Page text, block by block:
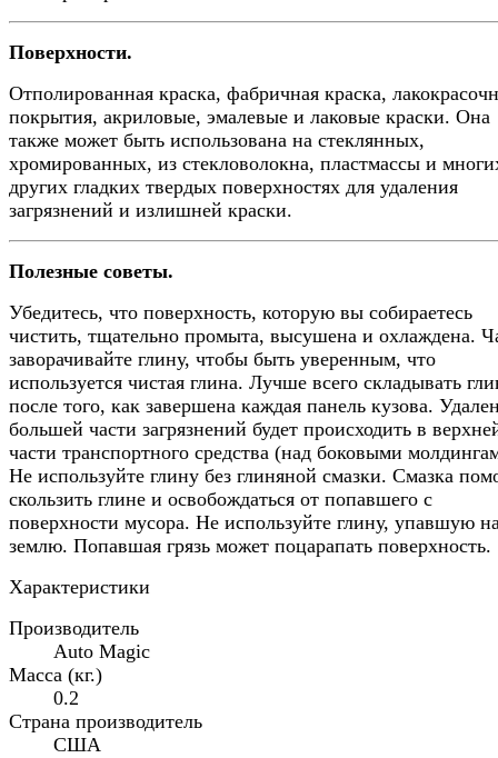
Поверхности.
Отполированная краска, фабричная краска,
покрытия, акриловые, эмалевые и лаковые краски. Она
также может быть использована на стеклянных,
хромированных, из стекловолокна, пластмассы и
других гладких твердых поверхностях для удаления
загрязнений и излишней краски.
Полезные советы.
Убедитесь, что поверхность, которую вы собираетесь
чистить, тщательно промыта, высушена и охлаждена.
заворачивайте глину, чтобы быть уверенным, что
используется чистая глина. Лучше всего складывать
после того, как завершена каждая панель кузова.
большей части загрязнений будет происходить в
части транспортного средства (над боковыми
Не используйте глину без глиняной смазки. Смазка
скользить глине и освобождаться от попавшего с
поверхности мусора. Не используйте глину, упавшую
землю. Попавшая грязь может поцарапать поверхность.
Характеристики
Производитель
Auto Magic
Масса (кг.)
0.2
Страна производитель
США